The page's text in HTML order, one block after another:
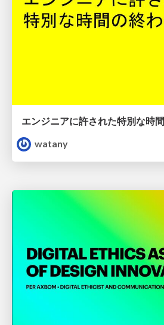
エンジニアに許された特別な時
watany